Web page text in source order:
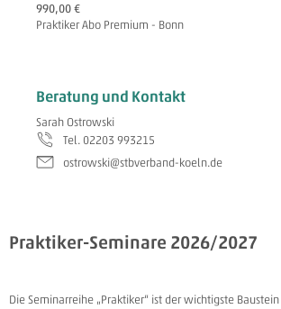
990,00 €
Praktiker Abo Premium - Bonn
Beratung und Kontakt
Sarah Ostrowski
Tel. 02203 993215
ostrowski@stbverband-koeln.de
Praktiker-Seminare 2026/2027
Die Seminarreihe „Praktiker“ ist der wichtigste